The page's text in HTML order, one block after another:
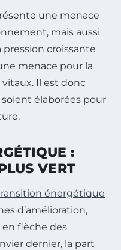
une menace
mais aussi
pression croissante
menace pour la
Il est donc
élaborées pour
:
VERT
énergétique
d’amélioration,
flèche des
dernier, la part